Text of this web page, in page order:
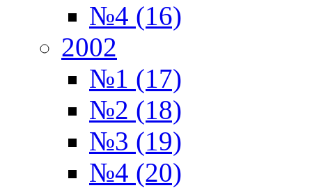
№4 (16)
2002
№1 (17)
№2 (18)
№3 (19)
№4 (20)